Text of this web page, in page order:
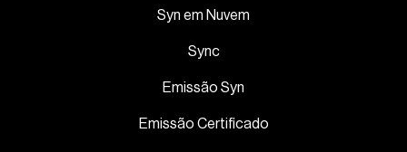
Syn em Nuvem
Sync
Emissão Syn
Emissão Certificado